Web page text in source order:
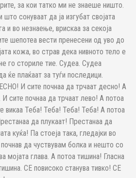
за кои татко ми не знаеше ништо.
сонуваат да ја изгубат својата
и во незнаење, врискаа за секоја
шепотеа вести пренесени од уво до
кожа, во страв дека нивното тело е
го сториле тие. Судеа. Судеа
ќе плаќаат за туѓи последици.
И сите почнаа да трчаат десно! А
сите почнаа да трчаат лево! А потоа
викаа Теба! Теба! Теба! Теба! А потоа
да плукаат! Престанаа да
куќа! Па стоеја така, гледајки во
да чуствувам болка и нешто со
мојата глава. А потоа тишина! Гласна
СЕ повисоко станува тивко! СЕ